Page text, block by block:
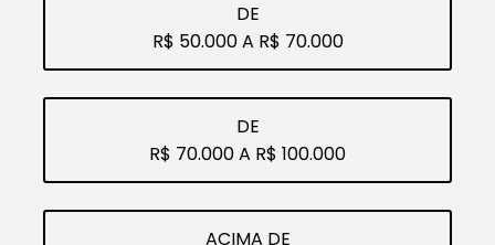
DE
R$ 50.000 A R$ 70.000
DE
R$ 70.000 A R$ 100.000
ACIMA DE